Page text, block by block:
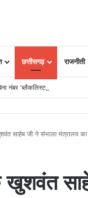
छत्तीसगढ़ राजनीती
नंबर ‘ब्लैकलिस्ट’ किए ऐसे रोकें
साहेब जी ने संभाला मंत्रालय का
खुशवंत